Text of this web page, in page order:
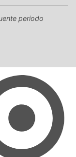
periodo